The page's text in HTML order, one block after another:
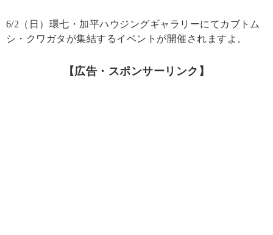
6/2（日）環七・加平ハウジングギャラリーにてカブトム
シ・クワガタが集結するイベントが開催されますよ。
【広告・スポンサーリンク】